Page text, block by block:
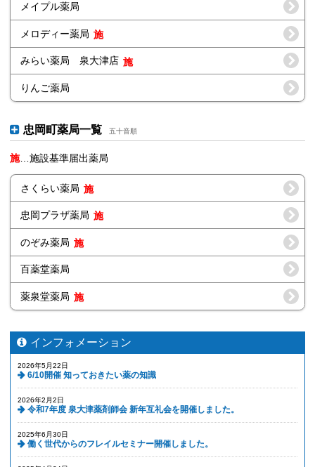
メイプル薬局
メロディー薬局
みらい薬局 泉大津店
りんご薬局
忠岡町薬局一覧 五十音順
施…施設基準届出薬局
さくらい薬局
忠岡プラザ薬局
のぞみ薬局
百薬堂薬局
薬泉堂薬局
インフォメーション
2026年5月22日
6/10開催 知っておきたい薬の知識
2026年2月2日
令和7年度 泉大津薬剤師会 新年互礼会を開催しました。
2025年6月30日
働く世代からのフレイルセミナー開催しました。